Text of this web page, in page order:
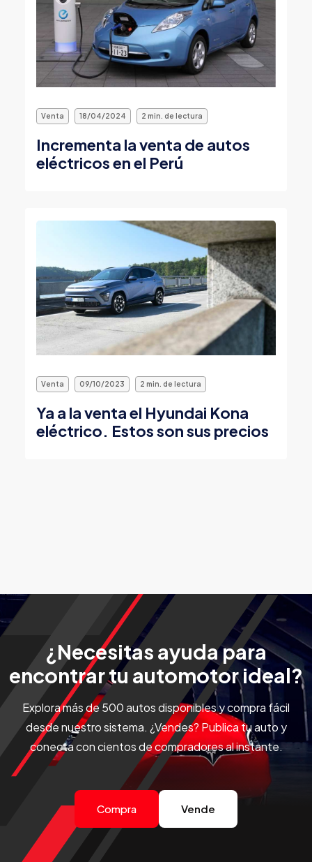
Venta 18/04/2024 2 min. de lectura
Incrementa la venta de autos
eléctricos en el Perú
Venta 09/10/2023 2 min. de lectura
Ya a la venta el Hyundai Kona
eléctrico. Estos son sus precios
¿Necesitas ayuda para
encontrar tu automotor ideal?
Explora más de 500 autos disponibles y compra fácil
desde nuestro sistema. ¿Vendes? Publica tu auto y
conecta con cientos de compradores al instante.
Compra Vende